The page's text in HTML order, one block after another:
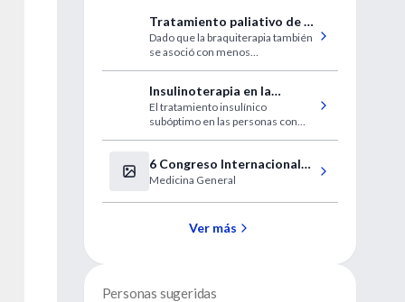
Tratamiento paliativo de la
disfagia por cáncer de
esófago
Dado que la braquiterapia también
se asoció con menos
recomiendan como tratamiento
primario para la paliación de la
disfagia por cáncer esofágico.
Insulinoterapia en la
diabetes de tipo 2
El tratamiento insulínico
subóptimo en las personas con
6 Congreso Internacional
de Medicos Generales
Medicina General
Ver más
Personas sugeridas